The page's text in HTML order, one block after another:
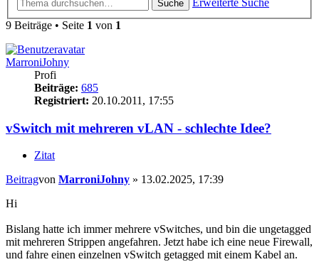
Suche
9 Beiträge • Seite 1 von 1
MarroniJohny
Profi
Beiträge: 685
Registriert: 20.10.2011, 17:55
vSwitch mit mehreren vLAN - schlechte Idee?
Zitat
Beitragvon MarroniJohny » 13.02.2025, 17:39
Hi
Bislang hatte ich immer mehrere vSwitches, und bin die ungetagged
mit mehreren Strippen angefahren. Jetzt habe ich eine neue Firewall,
und fahre einen einzelnen vSwitch getagged mit einem Kabel an.